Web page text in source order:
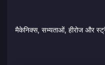
मैकेनिक्स, सभ्यताओं, हीरोज और